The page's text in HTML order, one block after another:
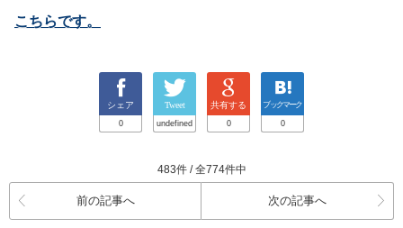
こちらです。
シェア
0
Tweet
undefined
共有する
0
ブックマーク
0
483件 / 全774件中
前の記事へ 次の記事へ